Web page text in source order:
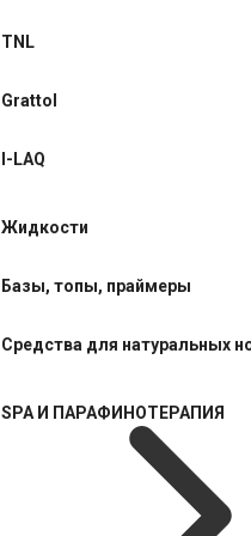
TNL
Grattol
I-LAQ
Жидкости
Базы, топы, праймеры
Средства для натуральных
SPA И ПАРАФИНОТЕРАПИЯ